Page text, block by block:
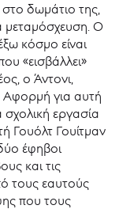
δωμάτιο της,
μεταμόσχευση. Ο
κόσμο είναι
«εισβάλλει»
ο Άντονι,
Αφορμή για αυτή
εργασία
Γουόλτ Γουίτμαν
έφηβοι
και τις
τους εαυτούς
που τους